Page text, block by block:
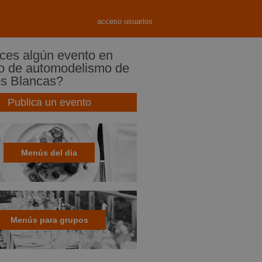
acceso usuarios
algún evento en
de automodelismo de
Blancas?
Publica un evento
Menús del dia
Menús para grupos